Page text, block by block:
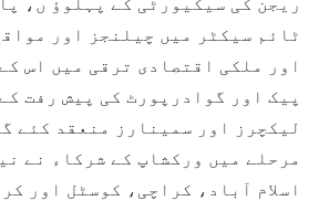
ٹائم سیکٹر میں چیلنجز اور
اور ملکی اقتصادی ترقی میں اس
پیک اور گوادرپورٹ کی پیش رفت
لیکچرز اور سمینارز منعقد کئے
مرحلے میں ورکشاپ کے شرکاء نے
اسلام آباد، کراچی، کوسٹل اور